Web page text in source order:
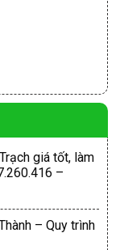
giá tốt, làm
–
– Quy trình